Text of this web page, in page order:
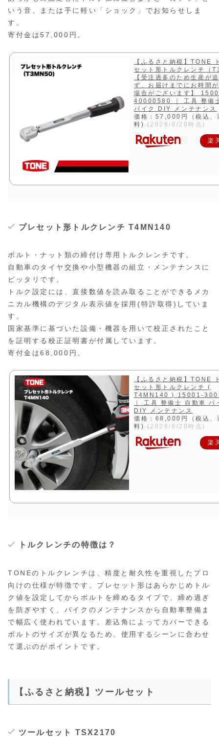
いう音、または手に軽い「ショック」でお知らせしま
す。
寄付金は57,000円。
【ふるさと納税】TONE
セット形トルクレンチ（
【受注過多のため生産が
ず、お届けまでにお時間
場合がございます】
40000580 ｜ 工具 整備
バイク DIY メンテナンス
価格：57,000円（税込、
料)
(2026/6/20時点)
楽
プレセット形トルクレンチ T4MN140
ボルト・ナット類の締付け専用トルクレンチです。
自動車のタイヤ交換や小型機器の組立・メンテナンスに
ピッタリです。
トルク設定には、直接数値を読み取ることができるメカ
ニカル機構のデジタル表示値を採用(特許取得)していま
す。
国家基準に基づいた設備・機器を用いて校正されたこと
を証明する校正証明書が付属しています。
寄付金は68,000円。
【ふるさと納税】TONE
セット形トルクレンチ (
T4MN140 ) 15001-
｜ 工具 整備士 自動車 バ
DIY メンテナンス
価格：68,000円（税込、
料)
(2026/6/20時点)
楽
トルクレンチの特徴は？
TONEのトルクレンチは、精度と耐久性を重視したプロ
向けの仕様が特徴です。プレセット形はあらかじめトル
ク値を設定してからボルトを締めるタイプで、締め過ぎ
を防ぎやすく、バイクのメンテナンスから自動車整備ま
で幅広く使われています。差込角によってカバーできる
ボルトのサイズが異なるため、使用するシーンに合わせ
て選ぶのがポイントです。
【ふるさと納税】ツールセット
ツールセット TSX2170